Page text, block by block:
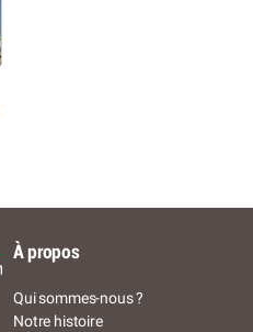
À propos
Qui sommes-nous ?
Notre histoire